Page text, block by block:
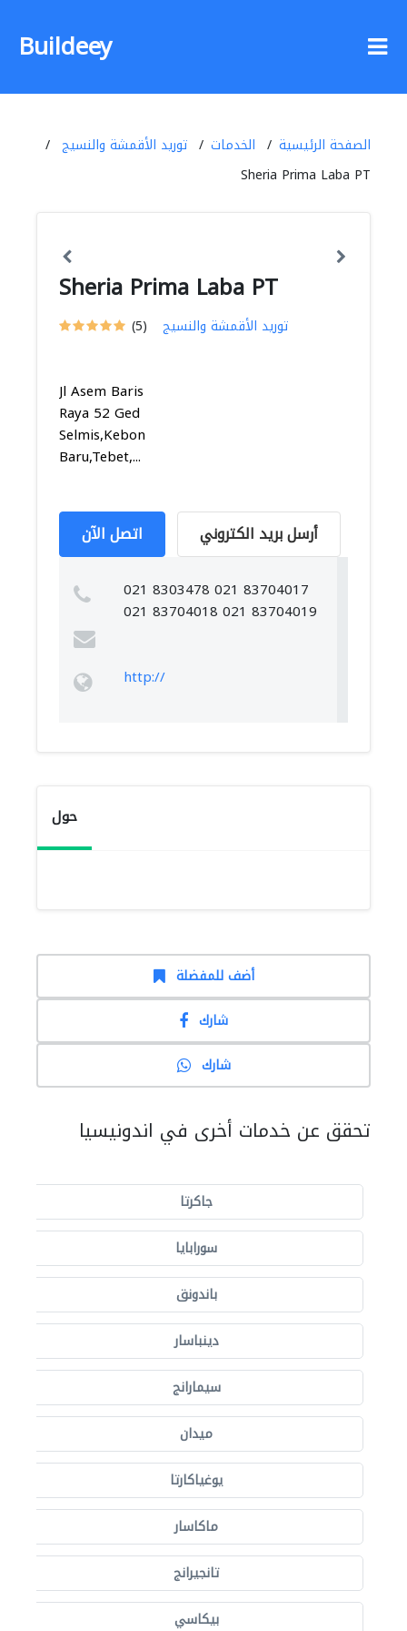
Buildeey
الصفحة الرئيسية الخدمات
توريد الأقمشة والنسيج
Sheria Prima Laba PT
Sheria Prima Laba PT
(5) توريد الأقمشة والنسيج
Jl Asem Baris
Raya 52 Ged
Selmis,Kebon
Baru,Tebet,...
اتصل الآن أرسل بريد الكتروني
021 8303478 021 83704017
021 83704018 021 83704019
http://
حول
أضف للمفضلة
شارك
شارك
تحقق عن خدمات أخرى في اندونيسيا
جاكرتا
سورابايا
باندونق
دينباسار
سيمارانج
ميدان
يوغياكارتا
ماكاسار
تانجيرانج
بيكاسي